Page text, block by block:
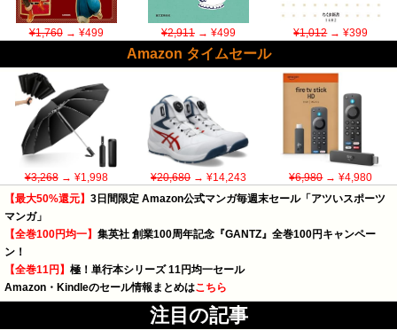
¥1,760→ ¥499 ¥2,911→ ¥499 ¥1,012→ ¥399
Amazon タイムセール
¥3,268→ ¥1,998 ¥20,680→ ¥14,243 ¥6,980→ ¥4,980
【最大50%還元】 3日間限定 Amazon公式マンガ毎週末セール「アツいスポーツ
マンガ」
【全巻100円均一】 集英社 創業100周年記念『GANTZ』全巻100円キャンペー
ン！
【全巻11円】 極！単行本シリーズ 11円均一セール
Amazon・Kindleのセール情報まとめはこちら
注目の記事